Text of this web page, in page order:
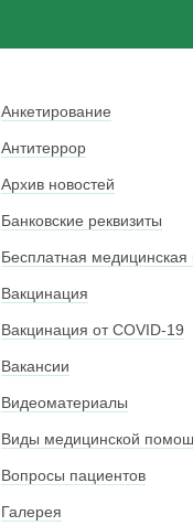
Анкетирование
Антитеррор
Архив новостей
Банковские реквизиты
Бесплатная
Вакцинация
Вакцинация от COVID-19
Вакансии
Видеоматериалы
Виды медицинской
Вопросы пациентов
Галерея